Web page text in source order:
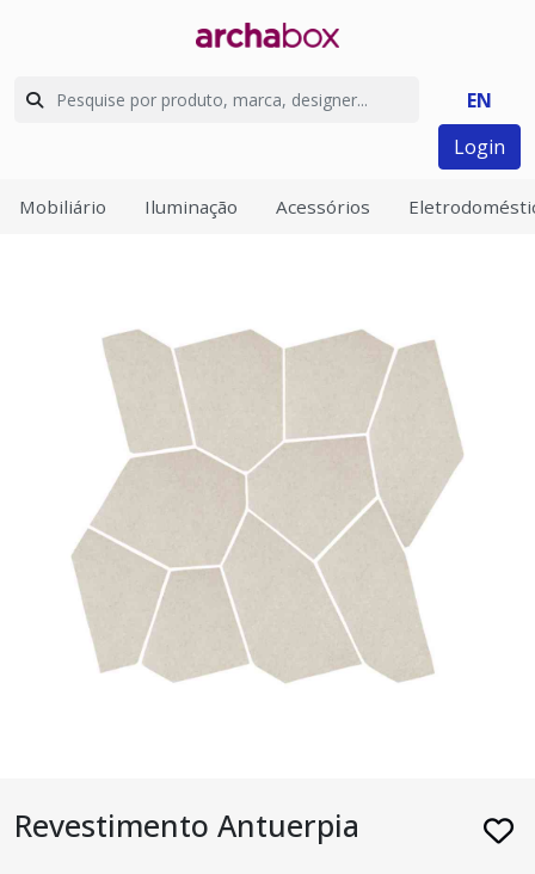
EN
Login
Mobiliário Iluminação Acessórios
Revestimento Antuerpia